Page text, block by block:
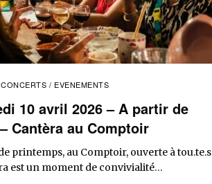
/ EVENEMENTS
10 avril 2026 – A partir de
Cantèra au Comptoir
printemps, au Comptoir, ouverte à tou.te.s
est un moment de convivialité…